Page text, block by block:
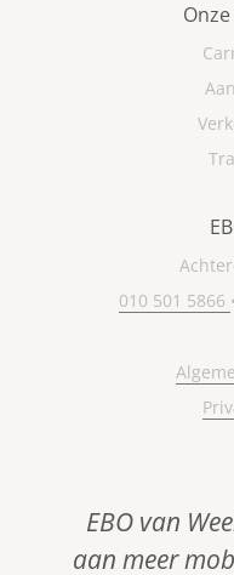
010 501 5866 •
EBO van
aan meer